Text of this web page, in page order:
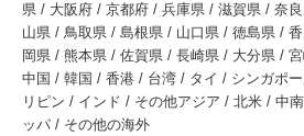
県 / 大阪府 / 京都府 / 兵庫県 / 滋賀県 / 奈
山県 / 鳥取県 / 島根県 / 山口県 / 徳島県 /
岡県 / 熊本県 / 佐賀県 / 長崎県 / 大分県 /
中国 / 韓国 / 香港 / 台湾 / タイ / シンガポ
リピン / インド / その他アジア / 北米 / 中
ッパ / その他の海外